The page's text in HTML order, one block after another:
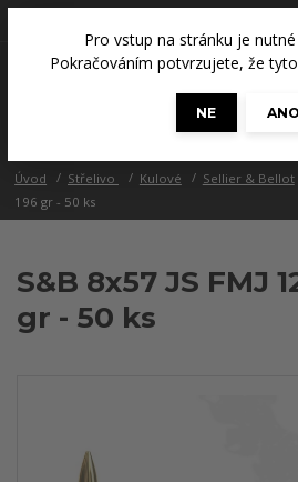
Pro vstup na stránku je
Pokračováním potvrzujete, že
NE
ANO
Úvod Střelivo Kulové Sellier & Bellot
196 gr - 50 ks
S&B 8x57 JS FMJ
gr - 50 ks